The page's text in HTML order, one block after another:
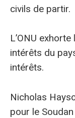
civils de partir.
L’ONU
intérêts du
intérêts.
Nicholas
pour le